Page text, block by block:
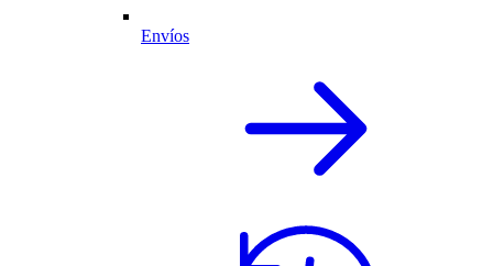
Envíos